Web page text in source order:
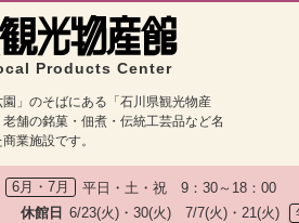
Products Center
」のそばにある「石川県観光物産
舗の銘菓・佃煮・伝統工芸品など名
業施設です。
6月・7月 平日・土・祝　9：30～18：00
休館日 6/23(火)・30(火)　7/7(火)・21(火)